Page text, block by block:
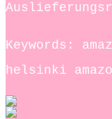
Keywords:
helsinki